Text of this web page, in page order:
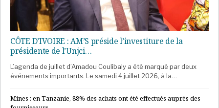
CÔTE D’IVOIRE : AM’S préside l’investiture de la
présidente de l’Unjci…
L’agenda de juillet d’Amadou Coulibaly a été marqué par deux
événements importants. Le samedi 4 juillet 2026, à la…
Mines : en Tanzanie, 88% des achats ont été effectués auprès des